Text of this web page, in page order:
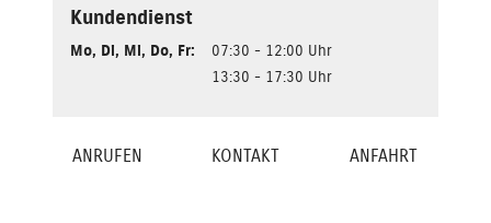
Kundendienst
Mo, Di, Mi, Do, Fr:
07:30 - 12:00 Uhr
13:30 - 17:30 Uhr
ANRUFEN KONTAKT ANFAHRT